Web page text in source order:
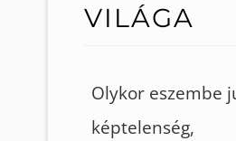
VILÁGA
Olykor eszembe
képtelenség,